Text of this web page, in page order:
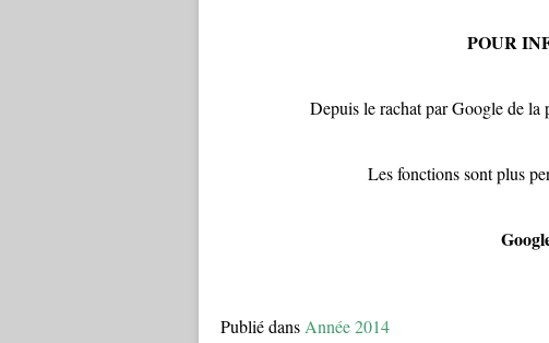
POUR
Depuis le rachat par Google de
Les fonctions sont plus
Publié dans Année 2014